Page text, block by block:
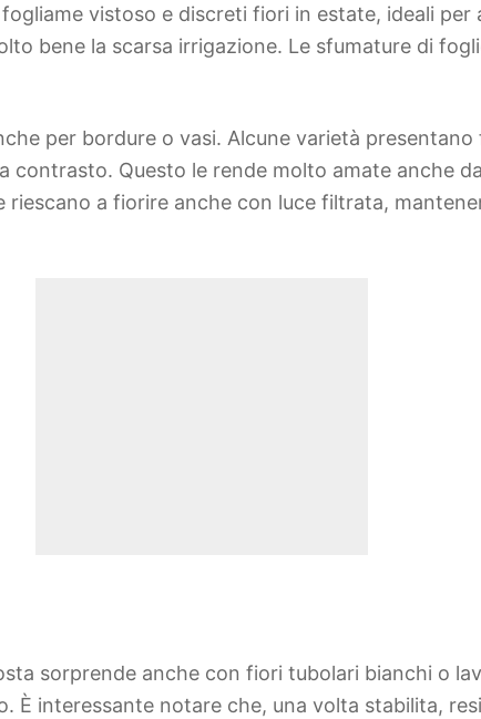
vistoso e discreti fiori in estate, ideali
bene la scarsa irrigazione. Le sfumature di
per bordure o vasi. Alcune varietà
Questo le rende molto amate anche
a fiorire anche con luce filtrata,
sorprende anche con fiori tubolari bianchi o
È interessante notare che, una volta stabilita,